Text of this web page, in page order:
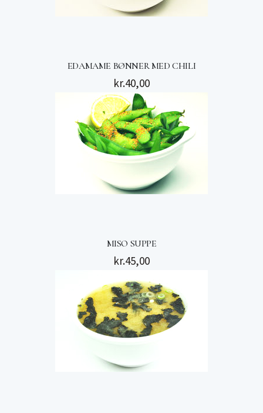
EDAMAME BØNNER MED CHILI
kr.40,00
MISO SUPPE
kr.45,00